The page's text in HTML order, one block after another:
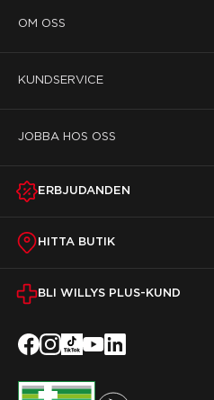
OM OSS
KUNDSERVICE
JOBBA HOS OSS
ERBJUDANDEN
HITTA BUTIK
BLI WILLYS PLUS-KUND